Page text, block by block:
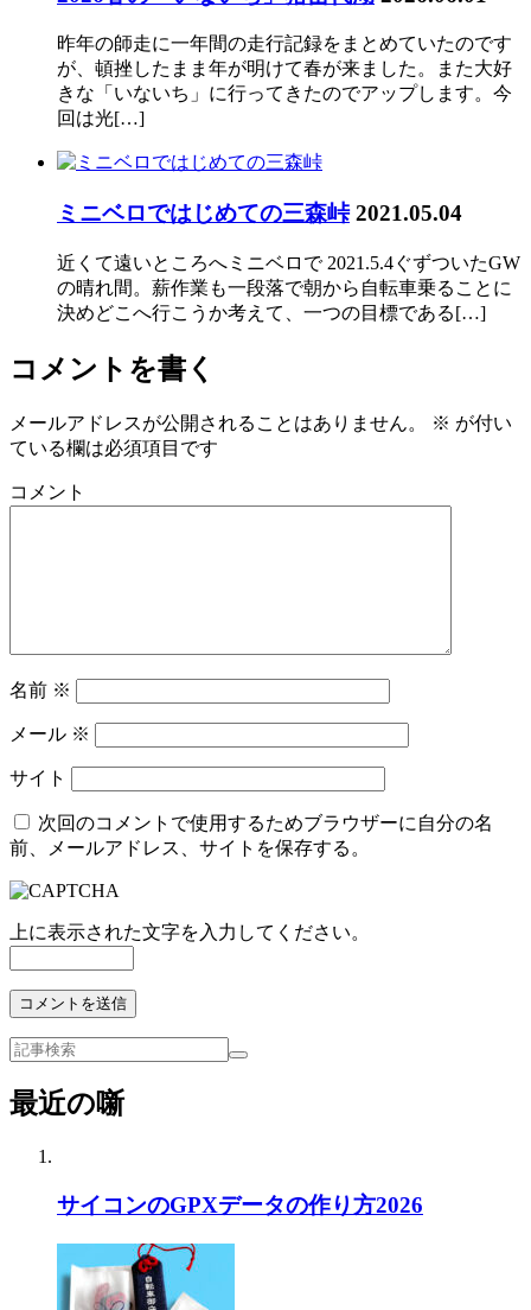
昨年の師走に一年間の走行記録をまとめていたのです
が、頓挫したまま年が明けて春が来ました。また大好
きな「いないち」に行ってきたのでアップします。今
回は光[…]
ミニベロではじめての三森峠 2021.05.04
近くて遠いところへミニベロで 2021.5.4ぐずついたGW
の晴れ間。薪作業も一段落で朝から自転車乗ることに
決めどこへ行こうか考えて、一つの目標である[…]
コメントを書く
メールアドレスが公開されることはありません。 ※ が付い
ている欄は必須項目です
コメント
名前 ※
メール ※
サイト
次回のコメントで使用するためブラウザーに自分の名
前、メールアドレス、サイトを保存する。
上に表示された文字を入力してください。
最近の噺
サイコンのGPXデータの作り方2026